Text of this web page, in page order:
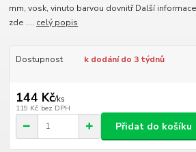
mm, vosk, vinuto barvou dovnitř Další
zde .... celý popis
Dostupnost k dodání do 3 týdnů
144 Kč/ks
119 Kč bez DPH
Přidat do košíku